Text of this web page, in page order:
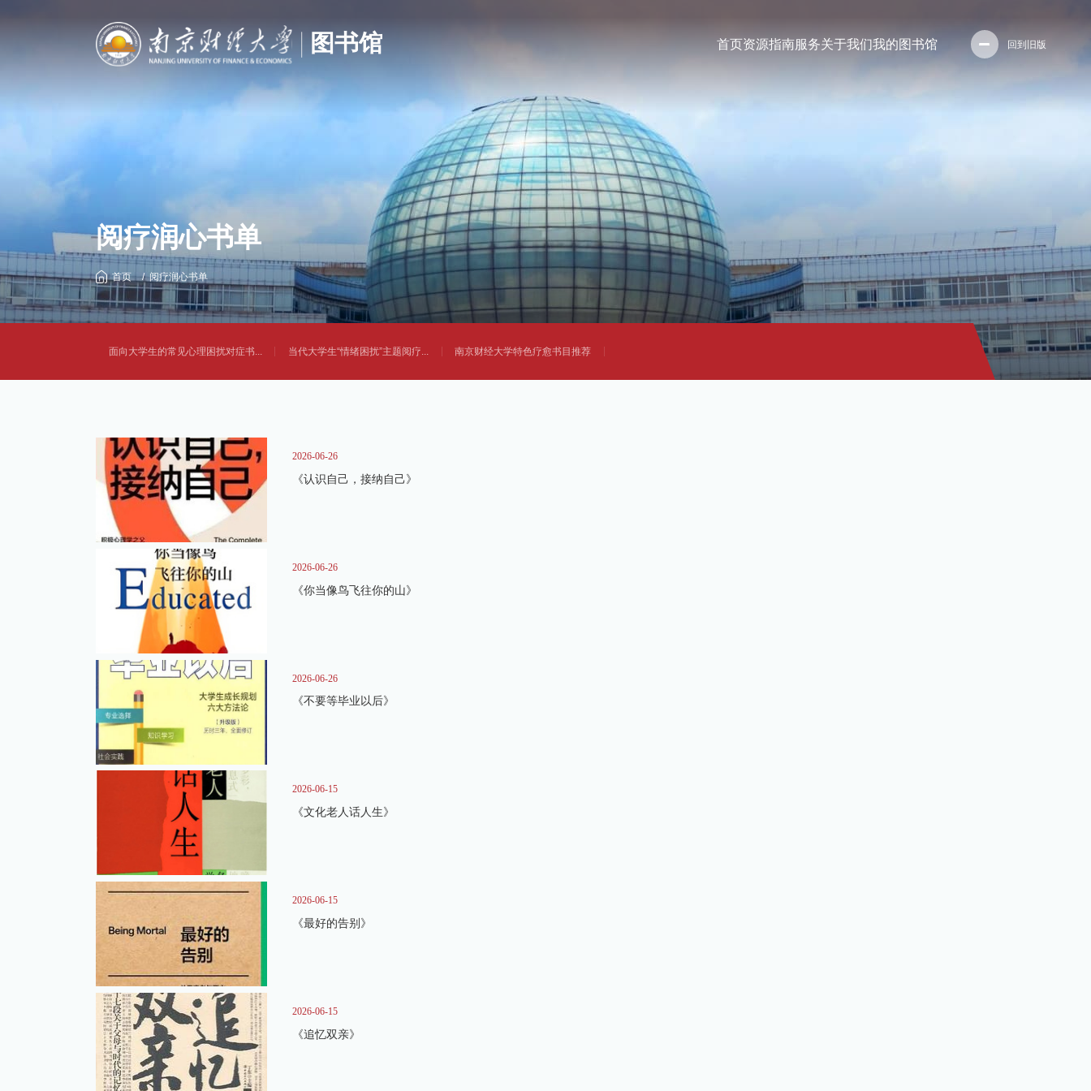
首页资源指南服务关于我们我的图书馆 回到旧版
阅疗润心书单
首页 阅疗润心书单
面向大学生的常见心理困扰对症书... 当代大学生“情绪困扰”主题阅疗... 南京财经大学特色疗愈书目推荐
2026-06-26
《认识自己，接纳自己》
2026-06-26
《你当像鸟飞往你的山》
2026-06-26
《不要等毕业以后》
2026-06-15
《文化老人话人生》
2026-06-15
《最好的告别》
2026-06-15
《追忆双亲》